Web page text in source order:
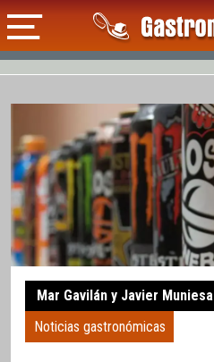
Mar Gavilán y Javier Muniesa
Noticias gastronómicas